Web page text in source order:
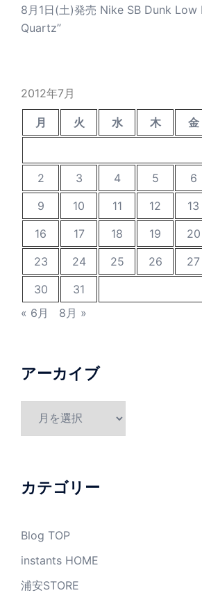
8月1日(土)発売 Nike SB Dunk Low
Quartz”
2012年7月
月 火 水 木 金
2
3 4 5 6
9
10 11 12 13
16
17 18 19 20
23
24 25 26 27
30
31
« 6月
8月 »
アーカイブ
ブ
カテゴリー
Blog TOP
instants HOME
浦安STORE